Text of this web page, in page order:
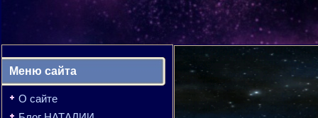
Меню сайта
О сайте